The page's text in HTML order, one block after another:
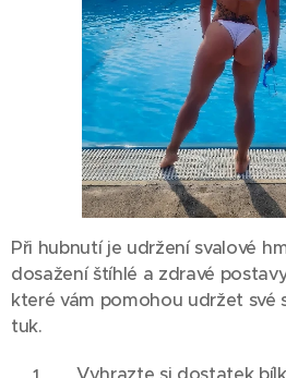
Při hubnutí je udržení svalové
dosažení štíhlé a zdravé
které vám pomohou udržet své
tuk.